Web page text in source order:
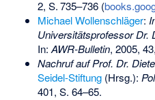
2, S.735–736(
Michael Wollenschläger:
Universitätsprofessor Dr.
In:AWR-Bulletin, 2005,
Nachruf auf Prof. Dr.
Seidel-Stiftung(Hrsg.):
401, S. 64–65.